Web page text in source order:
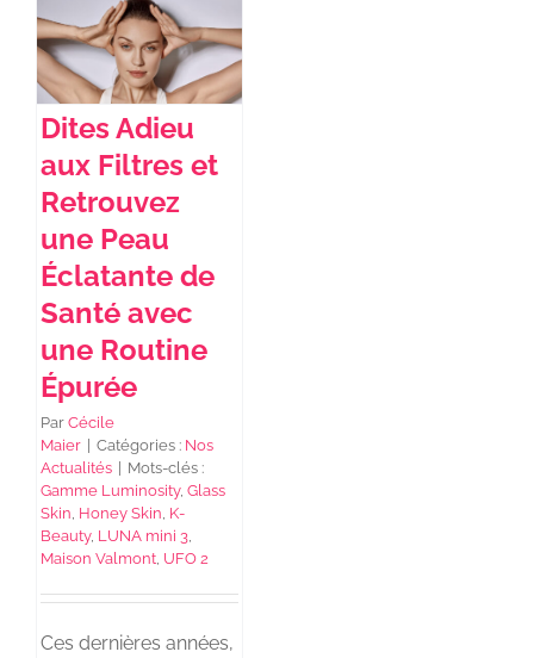
NEWS DE FOREO
SKINCARE
SANTÉ & BIEN-ÊTRE
BEAUTÉ
À PROPOS
CONTACT
Dites Adieu
aux Filtres et
Retrouvez
une Peau
Éclatante de
Santé avec
une Routine
Épurée
ParCécile
Maier
Catégories : Nos
Actualités
Mots-clés :
Gamme Luminosity,Glass
Skin Honey Skin K-
Beauty, LUNA mini 3
Maison Valmont UFO 2
Ces dernières années,